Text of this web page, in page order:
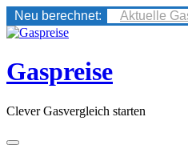
Neu berechnet:
Aktuelle
Skip
content
Gaspreise
Clever Gasvergleich starten